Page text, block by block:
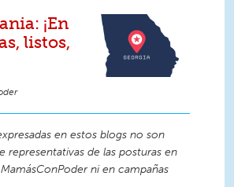
¡En
listos,
en estos blogs no son
representativas de las posturas en
ni en campañas